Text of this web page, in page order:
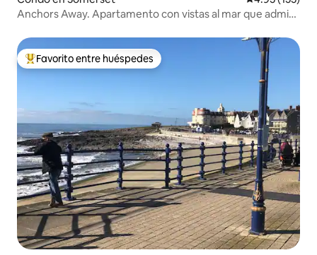
Anchors Away. Apartamento con vistas al mar que admite
Favorito entre huéspedes preferido
Favorito entre huéspedes